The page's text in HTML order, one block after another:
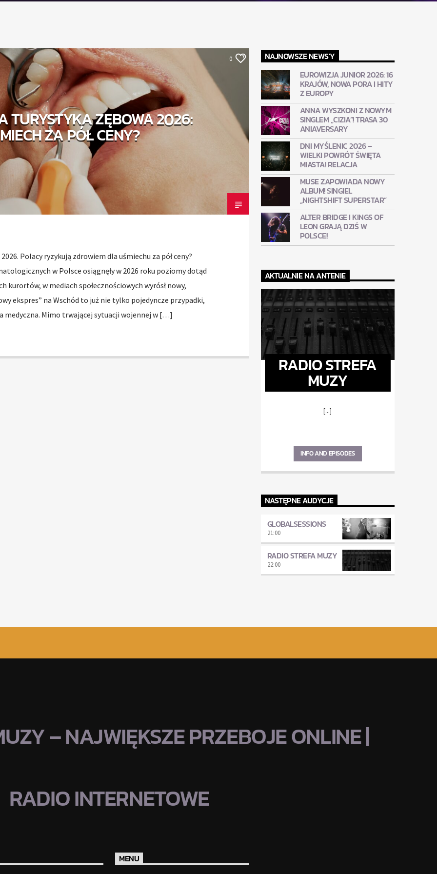
0
TURYSTYKA ZĘBOWA 2026:
ZA PÓŁ CENY?
Polacy ryzykują zdrowiem dla uśmiechu za pół ceny?
w Polsce osiągnęły w 2026 roku poziomy dotąd
kurortów, w mediach społecznościowych wyrósł nowy,
ekspres” na Wschód to już nie tylko pojedyncze przypadki,
medyczna. Mimo trwającej sytuacji wojennej w […]
NAJNOWSZE NEWS'Y
EUROWIZJA JUNIOR 2026: 16
KRAJÓW, NOWA PORA I HITY
Z EUROPY
ANNA WYSZKONI Z NOWYM
SINGLEM „CIZIA”! TRASA 30
ANIAVERSARY
DNI MYŚLENIC 2026 –
WIELKI POWRÓT ŚWIĘTA
MIASTA! RELACJA
MUSE ZAPOWIADA NOWY
ALBUM! SINGIEL
„NIGHTSHIFT SUPERSTAR”
ALTER BRIDGE I KINGS OF
LEON GRAJĄ DZIŚ W
POLSCE!
AKTUALNIE NA ANTENIE
RADIO STREFA
MUZY
[...]
INFO AND EPISODES
NASTĘPNE AUDYCJE
GLOBALSESSIONS
21:00
RADIO STREFA MUZY
22:00
– NAJWIĘKSZE PRZEBOJE ONLINE |
RADIO INTERNETOWE
MENU